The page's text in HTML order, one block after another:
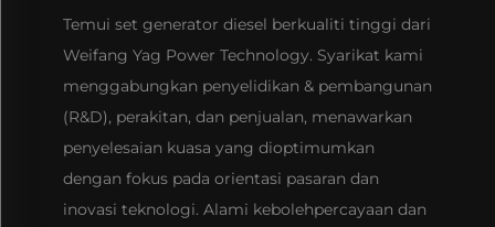
Temui set generator diesel berkualiti tinggi dari
Weifang Yag Power Technology. Syarikat kami
menggabungkan penyelidikan & pembangunan
(R&D), perakitan, dan penjualan, menawarkan
penyelesaian kuasa yang dioptimumkan
dengan fokus pada orientasi pasaran dan
inovasi teknologi. Alami kebolehpercayaan dan